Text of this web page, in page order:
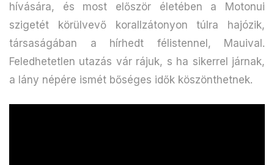
hívására, és most először életében a Motonui
szigetét körülvevő korallzátonyon túlra hajózik,
társaságában a hírhedt félistennel, Mauival.
Feledhetetlen utazás vár rájuk, s ha sikerrel járnak,
a lány népére ismét bőséges idők köszönthetnek.